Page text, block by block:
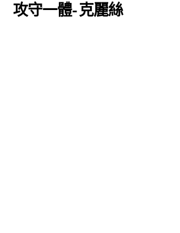
攻守一體- 克麗絲